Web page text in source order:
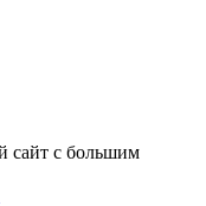
сайт с большим